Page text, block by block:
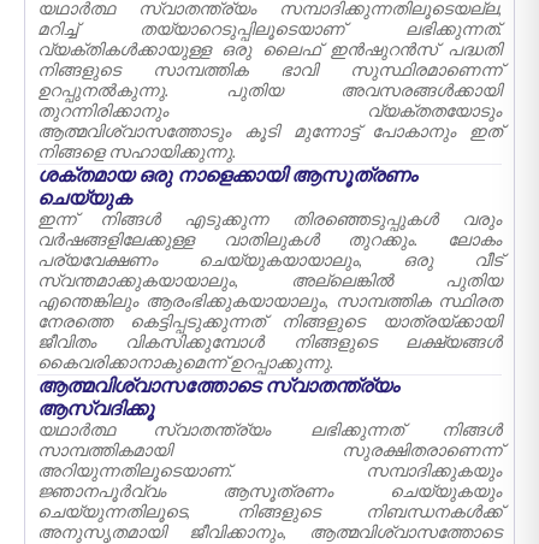
യഥാർത്ഥ സ്വാതന്ത്ര്യം സമ്പാദിക്കുന്നതിലൂടെയല്ല,
മറിച്ച് തയ്യാറെടുപ്പിലൂടെയാണ് ലഭിക്കുന്നത്.
വ്യക്തികൾക്കായുള്ള ഒരു ലൈഫ് ഇൻഷുറൻസ് പദ്ധതി
നിങ്ങളുടെ സാമ്പത്തിക ഭാവി സുസ്ഥിരമാണെന്ന്
ഉറപ്പുനൽകുന്നു. പുതിയ അവസരങ്ങൾക്കായി
തുറന്നിരിക്കാനും വ്യക്തതയോടും
ആത്മവിശ്വാസത്തോടും കൂടി മുന്നോട്ട് പോകാനും ഇത്
നിങ്ങളെ സഹായിക്കുന്നു.
ശക്തമായ ഒരു നാളെക്കായി ആസൂത്രണം
ചെയ്യുക
ഇന്ന് നിങ്ങൾ എടുക്കുന്ന തിരഞ്ഞെടുപ്പുകൾ വരും
വർഷങ്ങളിലേക്കുള്ള വാതിലുകൾ തുറക്കും. ലോകം
പര്യവേക്ഷണം ചെയ്യുകയായാലും, ഒരു വീട്
സ്വന്തമാക്കുകയായാലും, അല്ലെങ്കിൽ പുതിയ
എന്തെങ്കിലും ആരംഭിക്കുകയായാലും, സാമ്പത്തിക സ്ഥിരത
നേരത്തെ കെട്ടിപ്പടുക്കുന്നത് നിങ്ങളുടെ യാത്രയ്ക്കായി
ജീവിതം വികസിക്കുമ്പോൾ നിങ്ങളുടെ ലക്ഷ്യങ്ങൾ
കൈവരിക്കാനാകുമെന്ന് ഉറപ്പാക്കുന്നു.
ആത്മവിശ്വാസത്തോടെ സ്വാതന്ത്ര്യം
ആസ്വദിക്കൂ
യഥാർത്ഥ സ്വാതന്ത്ര്യം ലഭിക്കുന്നത് നിങ്ങൾ
സാമ്പത്തികമായി സുരക്ഷിതരാണെന്ന്
അറിയുന്നതിലൂടെയാണ്. സമ്പാദിക്കുകയും
ജ്ഞാനപൂർവ്വം ആസൂത്രണം ചെയ്യുകയും
ചെയ്യുന്നതിലൂടെ, നിങ്ങളുടെ നിബന്ധനകൾക്ക്
അനുസൃതമായി ജീവിക്കാനും, ആത്മവിശ്വാസത്തോടെ